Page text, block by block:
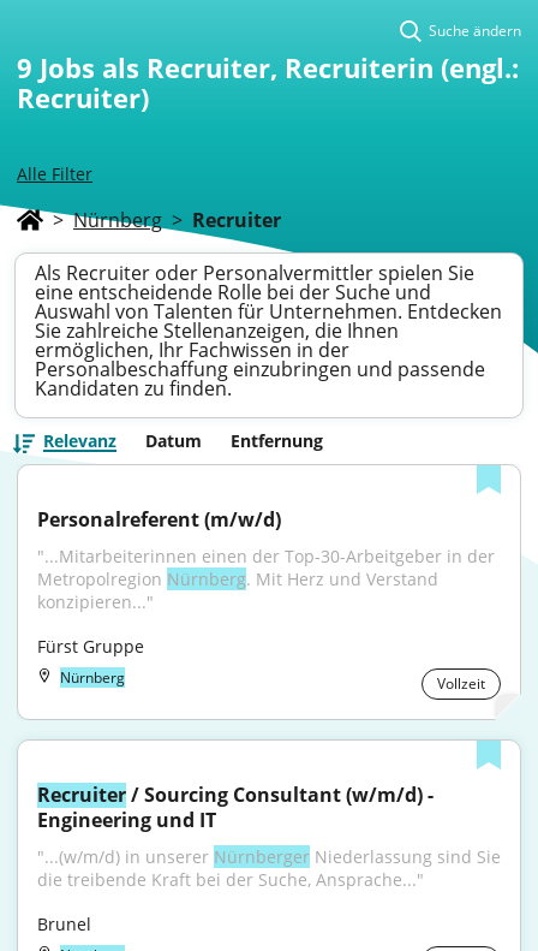
Alle Filter
Suche ändern
9 Jobs als Recruiter, Recruiterin (engl.:
Recruiter)
> Nürnberg > Recruiter
Als Recruiter oder Personalvermittler spielen Sie
eine entscheidende Rolle bei der Suche und
Auswahl von Talenten für Unternehmen. Entdecken
Sie zahlreiche Stellenanzeigen, die Ihnen
ermöglichen, Ihr Fachwissen in der
Personalbeschaffung einzubringen und passende
Kandidaten zu finden.
Relevanz Datum Entfernung
Personalreferent (m/w/d)
"...Mitarbeiterinnen einen der Top-30-Arbeitgeber in der
Metropolregion Nürnberg. Mit Herz und Verstand
konzipieren..."
Fürst Gruppe
Nürnberg Vollzeit
Recruiter / Sourcing Consultant (w/m/d) -
Engineering und IT
"...(w/m/d) in unserer Nürnberger Niederlassung sind Sie
die treibende Kraft bei der Suche, Ansprache..."
Brunel